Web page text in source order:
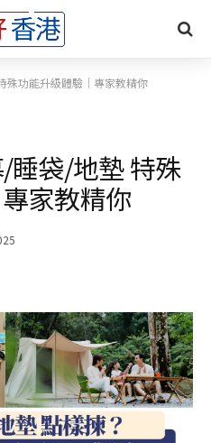
殊功能升級體驗｜專家教精你
睡袋/地墊 特殊
家教精你